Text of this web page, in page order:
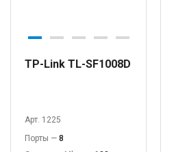
TP-Link TL-SF1008D
Арт. 1225
Порты — 8